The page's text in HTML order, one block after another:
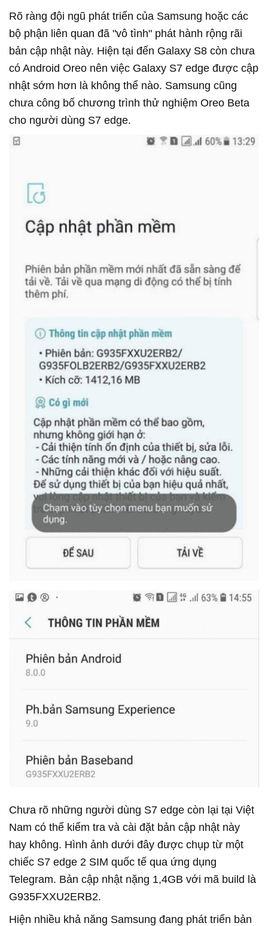
Rõ ràng đội ngũ phát triển của Samsung hoặc các
bộ phận liên quan đã "vô tình" phát hành rộng rãi
bản cập nhật này. Hiện tại đến Galaxy S8 còn chưa
có Android Oreo nên việc Galaxy S7 edge được cập
nhật sớm hơn là không thể nào. Samsung cũng
chưa công bố chương trình thử nghiệm Oreo Beta
cho người dùng S7 edge.
Chưa rõ những người dùng S7 edge còn lại tại Việt
Nam có thể kiểm tra và cài đặt bản cập nhật này
hay không. Hình ảnh dưới đây được chụp từ một
chiếc S7 edge 2 SIM quốc tế qua ứng dụng
Telegram. Bản cập nhật nặng 1,4GB với mã build là
G935FXXU2ERB2.
Hiện nhiều khả năng Samsung đang phát triển bản